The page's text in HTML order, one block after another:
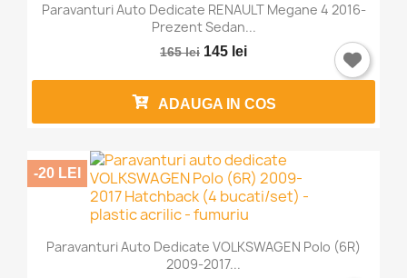
Paravanturi Auto Dedicate RENAULT Megane 4 2016-
Prezent Sedan...
165 lei 145 lei
ADAUGA IN COS
Paravanturi Auto Dedicate VOLKSWAGEN Polo (6R)
2009-2017...
-20 LEI